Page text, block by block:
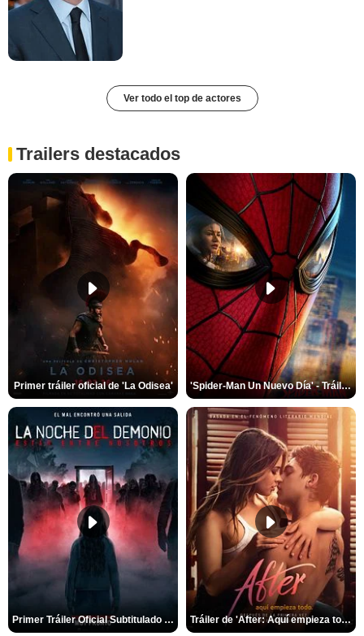
Ver todo el top de actores
Trailers destacados
Primer tráiler oficial de 'La Odisea' 'Spider-Man Un Nuevo Día' - Tráiler oficial subtitulado
Primer Tráiler Oficial Subtitulado de 'La Noche Del Demonio: Están Entre Nosotros' Tráiler de 'After: Aquí empieza todo'